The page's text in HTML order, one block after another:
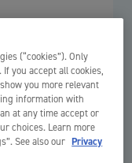
(“cookies”). Only
you accept all cookies,
you more relevant
information with
at any time accept or
choices. Learn more
See also our Privacy